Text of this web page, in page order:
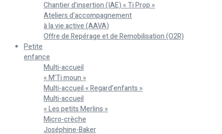
Chantier d’insertion (IAE) « Ti Prop »
Ateliers d’accompagnement
à la vie active (AAVA)
Offre de Repérage et de Remobilisation (O2R)
Petite
enfance
Multi-accueil
« M’Ti moun »
Multi-accueil « Regard’enfants »
Multi-accueil
« Les petits Merlins »
Micro-crèche
Joséphine-Baker